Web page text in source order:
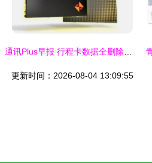
更新时间：2026-08-04 13:09:55